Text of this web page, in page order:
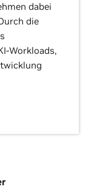
dabei
die
Workloads,